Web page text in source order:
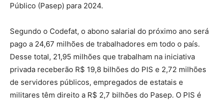
Público (Pasep) para 2024.
Segundo o Codefat, o abono salarial do próximo ano será
pago a 24,67 milhões de trabalhadores em todo o país.
Desse total, 21,95 milhões que trabalham na iniciativa
privada receberão R$ 19,8 bilhões do PIS e 2,72 milhões
de servidores públicos, empregados de estatais e
militares têm direito a R$ 2,7 bilhões do Pasep. O PIS é